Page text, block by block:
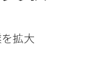
拡大